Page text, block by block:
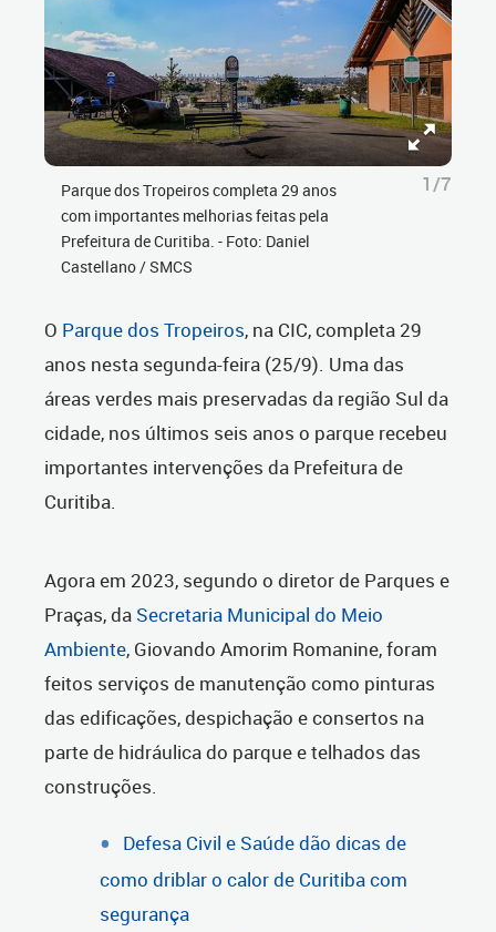
Parque dos Tropeiros completa 29 anos
com importantes melhorias feitas pela
Prefeitura de Curitiba. - Foto: Daniel
Castellano / SMCS
1/7
O Parque dos Tropeiros, na CIC, completa 29
anos nesta segunda-feira (25/9). Uma das
áreas verdes mais preservadas da região Sul da
cidade, nos últimos seis anos o parque recebeu
importantes intervenções da Prefeitura de
Curitiba.
Agora em 2023, segundo o diretor de Parques e
Praças, da Secretaria Municipal do Meio
Ambiente, Giovando Amorim Romanine, foram
feitos serviços de manutenção como pinturas
das edificações, despichação e consertos na
parte de hidráulica do parque e telhados das
construções.
Defesa Civil e Saúde dão dicas de
como driblar o calor de Curitiba com
segurança